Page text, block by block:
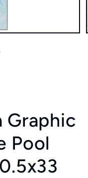
Graphic
Pool